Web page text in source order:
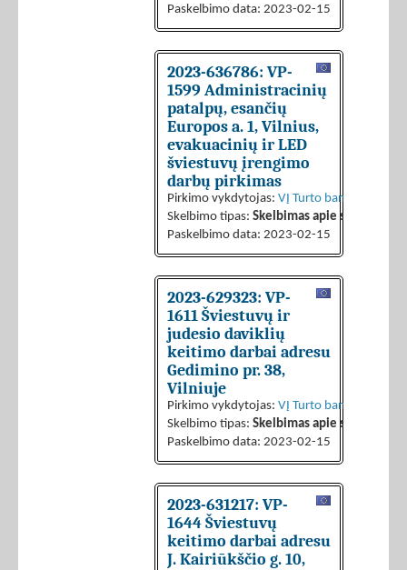
Paskelbimo data: 2023-02-15
2023-636786: VP-
1599 Administracinių
patalpų, esančių
Europos a. 1, Vilnius,
evakuacinių ir LED
šviestuvų įrengimo
darbų pirkimas
Pirkimo vykdytojas: VĮ Turto bankas
Skelbimo tipas: Skelbimas apie sutarties
Paskelbimo data: 2023-02-15
2023-629323: VP-
1611 Šviestuvų ir
judesio daviklių
keitimo darbai adresu
Gedimino pr. 38,
Vilniuje
Pirkimo vykdytojas: VĮ Turto bankas
Skelbimo tipas: Skelbimas apie sutarties
Paskelbimo data: 2023-02-15
2023-631217: VP-
1644 Šviestuvų
keitimo darbai adresu
J. Kairiūkščio g. 10,